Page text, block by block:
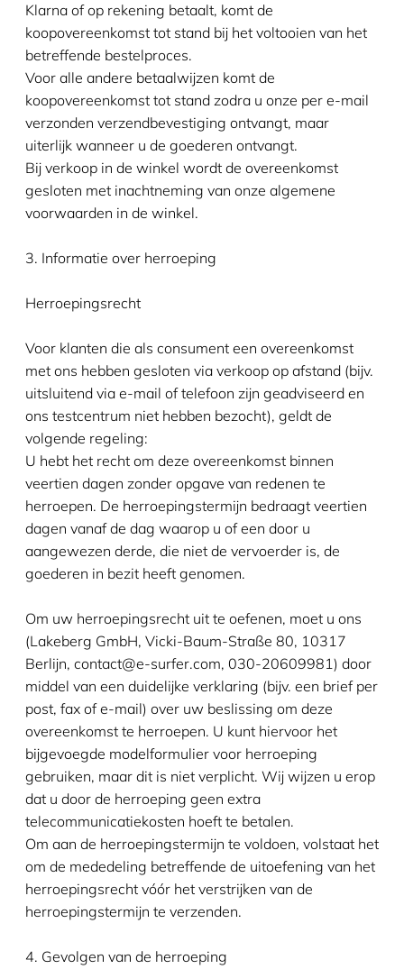
Klarna of op rekening betaalt, komt de
koopovereenkomst tot stand bij het voltooien van het
betreffende bestelproces.
Voor alle andere betaalwijzen komt de
koopovereenkomst tot stand zodra u onze per e-mail
verzonden verzendbevestiging ontvangt, maar
uiterlijk wanneer u de goederen ontvangt.
Bij verkoop in de winkel wordt de overeenkomst
gesloten met inachtneming van onze algemene
voorwaarden in de winkel.
3. Informatie over herroeping
Herroepingsrecht
Voor klanten die als consument een overeenkomst
met ons hebben gesloten via verkoop op afstand (bijv.
uitsluitend via e-mail of telefoon zijn geadviseerd en
ons testcentrum niet hebben bezocht), geldt de
volgende regeling:
U hebt het recht om deze overeenkomst binnen
veertien dagen zonder opgave van redenen te
herroepen. De herroepingstermijn bedraagt veertien
dagen vanaf de dag waarop u of een door u
aangewezen derde, die niet de vervoerder is, de
goederen in bezit heeft genomen.
Om uw herroepingsrecht uit te oefenen, moet u ons
(Lakeberg GmbH, Vicki-Baum-Straße 80, 10317
Berlijn, contact@e-surfer.com, 030-20609981) door
middel van een duidelijke verklaring (bijv. een brief per
post, fax of e-mail) over uw beslissing om deze
overeenkomst te herroepen. U kunt hiervoor het
bijgevoegde modelformulier voor herroeping
gebruiken, maar dit is niet verplicht. Wij wijzen u erop
dat u door de herroeping geen extra
telecommunicatiekosten hoeft te betalen.
Om aan de herroepingstermijn te voldoen, volstaat het
om de mededeling betreffende de uitoefening van het
herroepingsrecht vóór het verstrijken van de
herroepingstermijn te verzenden.
4. Gevolgen van de herroeping